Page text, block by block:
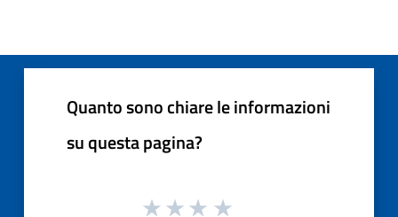
Quanto sono chiare le informazioni
su questa pagina?